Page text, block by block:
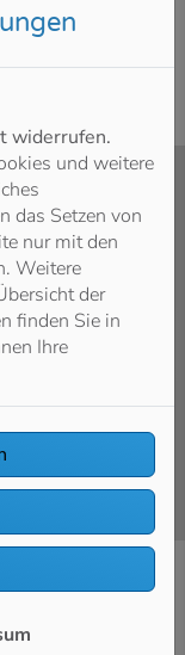
kann.
Wir erklären
die Sie bei
Ihrer
Außerdem
Gebäude mit
widerrufen.
und weitere
das Setzen von
nur mit den
Weitere
der
finden Sie in
Ihre